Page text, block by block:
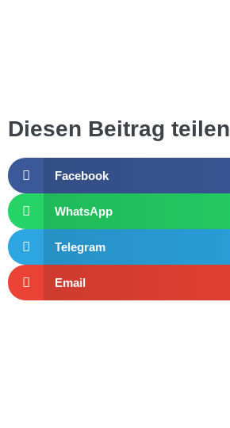
Diesen Beitrag teilen
Facebook
WhatsApp
Telegram
Email